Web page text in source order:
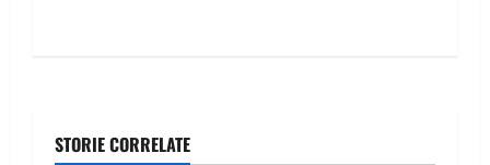
STORIE CORRELATE